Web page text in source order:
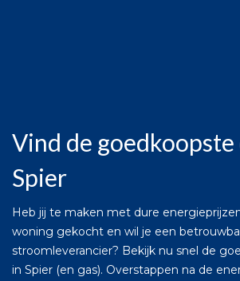
Vind de
Spier
Heb jij te maken met dure
woning gekocht en wil je een
stroomleverancier? Bekijk nu snel de
in Spier (en gas). Overstappen na de